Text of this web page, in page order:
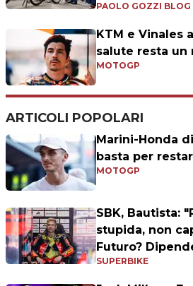
PAOLO GOZZI BLOG
KTM e Vinales
salute resta un
MOTOGP
ARTICOLI POPOLARI
Marini-Honda
basta per
MOTOGP
SBK, Bautista:
stupida, non
Futuro?
SUPERBIKE